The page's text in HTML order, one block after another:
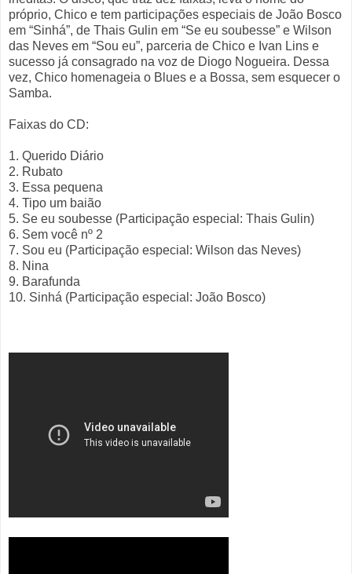
próprio, Chico e tem participações especiais de João Bosco
em “Sinhá”, de Thais Gulin em “Se eu soubesse” e Wilson
das Neves em “Sou eu”, parceria de Chico e Ivan Lins e
sucesso já consagrado na voz de Diogo Nogueira. Dessa
vez, Chico homenageia o Blues e a Bossa, sem esquecer o
Samba.
Faixas do CD:
1. Querido Diário
2. Rubato
3. Essa pequena
4. Tipo um baião
5. Se eu soubesse (Participação especial: Thais Gulin)
6. Sem você nº 2
7. Sou eu (Participação especial: Wilson das Neves)
8. Nina
9. Barafunda
10. Sinhá (Participação especial: João Bosco)